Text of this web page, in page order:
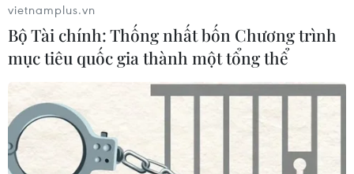
vietnamplus.vn
Bộ Tài chính: Thống nhất bốn Chương trình
mục tiêu quốc gia thành một tổng thể